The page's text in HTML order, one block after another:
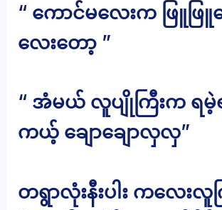
“ ကောင်မလေးက ဖြူဖြူခ
လေးတော့ ”
“ အံမယ် လူပျိုကြီးက ရ
ကယ့် ချောချောလှလှ”
တရွာလုံးနီးပါး ကလေးလူ